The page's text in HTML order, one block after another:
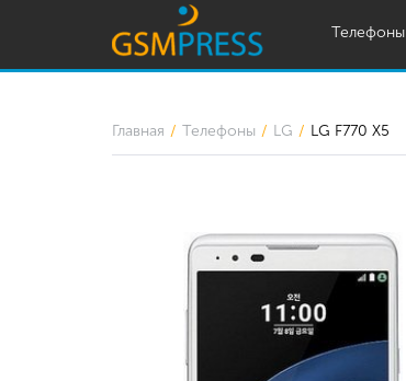
Телефоны
Главная Телефоны LG LG F770 X5